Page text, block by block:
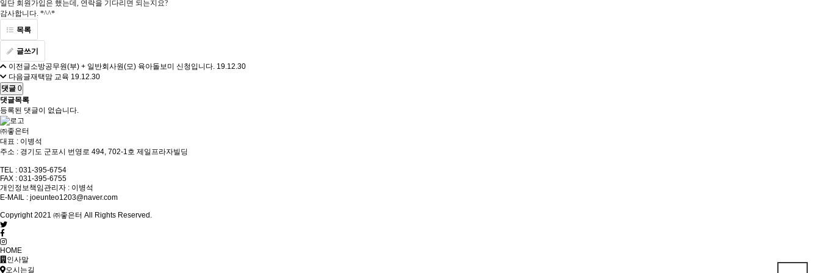
일단 회원가입은 했는데, 연락을 기다리면 되는지요?
감사합니다. *^^*
목록
글쓰기
이전글소방공무원(부) + 일반회사원(모) 육아돌보미 신청입니다. 19.12.30
다음글재택맘 교육 19.12.30
댓글 0
댓글목록
등록된 댓글이 없습니다.
㈜좋은터
대표 : 이병석
주소 : 경기도 군포시 번영로 494, 702-1호 제일프라자빌딩
TEL : 031-395-6754
FAX : 031-395-6755
개인정보책임관리자 : 이병석
E-MAIL : joeunteo1203@naver.com
Copyright 2021 ㈜좋은터 All Rights Reserved.
HOME
인사말
오시는길